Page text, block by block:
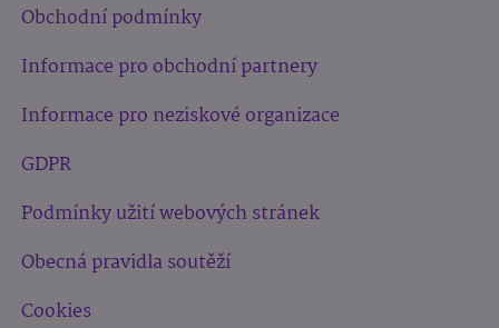
Obchodní podmínky
Informace pro obchodní partnery
Informace pro neziskové organizace
GDPR
Podmínky užití webových stránek
Obecná pravidla soutěží
Cookies